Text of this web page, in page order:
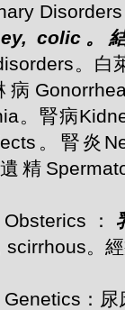
colic。
。白
病
。腎病
。腎炎
精
：
scirrhous。
：